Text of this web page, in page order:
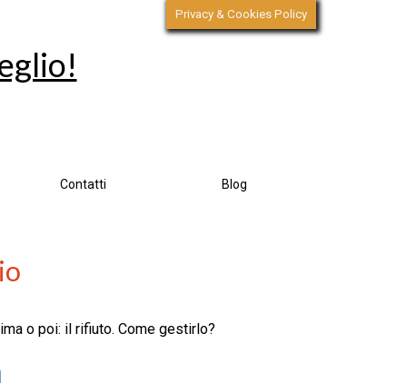
Contatti Blog
o poi: il rifiuto. Come gestirlo?
Privacy & Cookies Policy